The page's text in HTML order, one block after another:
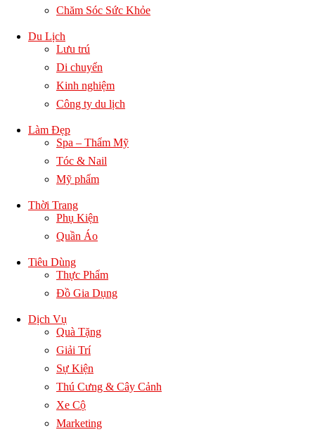
Chăm Sóc Sức Khỏe
Du Lịch
Lưu trú
Di chuyển
Kinh nghiệm
Công ty du lịch
Làm Đẹp
Spa – Thẩm Mỹ
Tóc & Nail
Mỹ phẩm
Thời Trang
Phụ Kiện
Quần Áo
Tiêu Dùng
Thực Phẩm
Đồ Gia Dụng
Dịch Vụ
Quà Tặng
Giải Trí
Sự Kiện
Thú Cưng & Cây Cảnh
Xe Cộ
Marketing